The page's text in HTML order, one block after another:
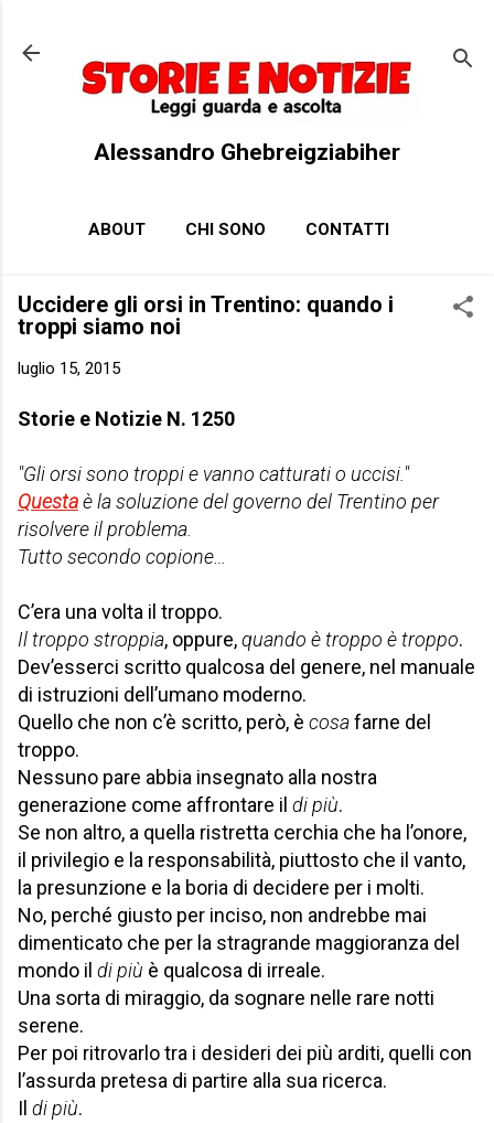
Alessandro Ghebreigziabiher
ABOUT CHI SONO CONTATTI
Uccidere gli orsi in Trentino: quando i
troppi siamo noi
luglio 15, 2015
Storie e Notizie N. 1250
"Gli orsi sono troppi e vanno catturati o uccisi."
Questaè la soluzione del governo del Trentino per
risolvere il problema.
Tutto secondo copione…
C’era una volta il troppo.
Il troppo stroppia, oppure,quando è troppo è troppo.
Dev’esserci scritto qualcosa del genere, nel manuale
di istruzioni dell’umano moderno.
Quello che non c’è scritto, però, è cosafarne del
troppo.
Nessuno pare abbia insegnato alla nostra
generazione come affrontare il di più.
Se non altro, a quella ristretta cerchia che ha l’onore,
il privilegio e la responsabilità, piuttosto che il vanto,
la presunzione e la boria di decidere per i molti.
No, perché giusto per inciso, non andrebbe mai
dimenticato che per la stragrande maggioranza del
mondo il di più è qualcosa di irreale.
Una sorta di miraggio, da sognare nelle rare notti
serene.
Per poi ritrovarlo tra i desideri dei più arditi, quelli con
l’assurda pretesa di partire alla sua ricerca.
Il di più.